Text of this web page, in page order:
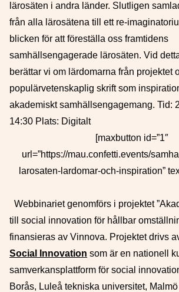
lärosäten i andra länder. Slutligen
från alla lärosätena till ett re-
blicken för att föreställa oss framtidens
samhällsengagerade lärosäten. Vid
berättar vi om lärdomarna från projektet
populärvetenskaplig skrift som
akademiskt samhällsengagemang. Tid:
14:30 Plats: Digitalt
[maxbutton id=”1″
url=”https://mau.confetti.events/
larosaten-lardomar-och-inspiration”
Webbinariet genomförs i projektet
till social innovation för hållbar
finansieras av Vinnova. Projektet drivs
Social Innovation som är en nationell
samverkansplattform för social
Borås, Luleå tekniska universitet,